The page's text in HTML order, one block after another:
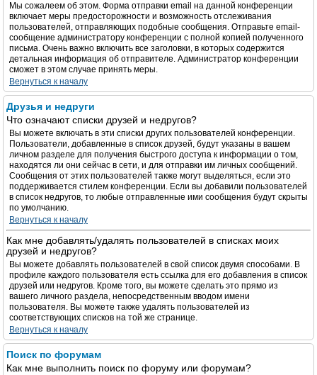
Мы сожалеем об этом. Форма отправки email на данной конференции
включает меры предосторожности и возможность отслеживания
пользователей, отправляющих подобные сообщения. Отправьте email-
сообщение администратору конференции с полной копией полученного
письма. Очень важно включить все заголовки, в которых содержится
детальная информация об отправителе. Администратор конференции
сможет в этом случае принять меры.
Вернуться к началу
Друзья и недруги
Что означают списки друзей и недругов?
Вы можете включать в эти списки других пользователей конференции.
Пользователи, добавленные в список друзей, будут указаны в вашем
личном разделе для получения быстрого доступа к информации о том,
находятся ли они сейчас в сети, и для отправки им личных сообщений.
Сообщения от этих пользователей также могут выделяться, если это
поддерживается стилем конференции. Если вы добавили пользователей
в список недругов, то любые отправленные ими сообщения будут скрыты
по умолчанию.
Вернуться к началу
Как мне добавлять/удалять пользователей в списках моих
друзей и недругов?
Вы можете добавлять пользователей в свой список двумя способами. В
профиле каждого пользователя есть ссылка для его добавления в список
друзей или недругов. Кроме того, вы можете сделать это прямо из
вашего личного раздела, непосредственным вводом имени
пользователя. Вы можете также удалять пользователей из
соответствующих списков на той же странице.
Вернуться к началу
Поиск по форумам
Как мне выполнить поиск по форуму или форумам?